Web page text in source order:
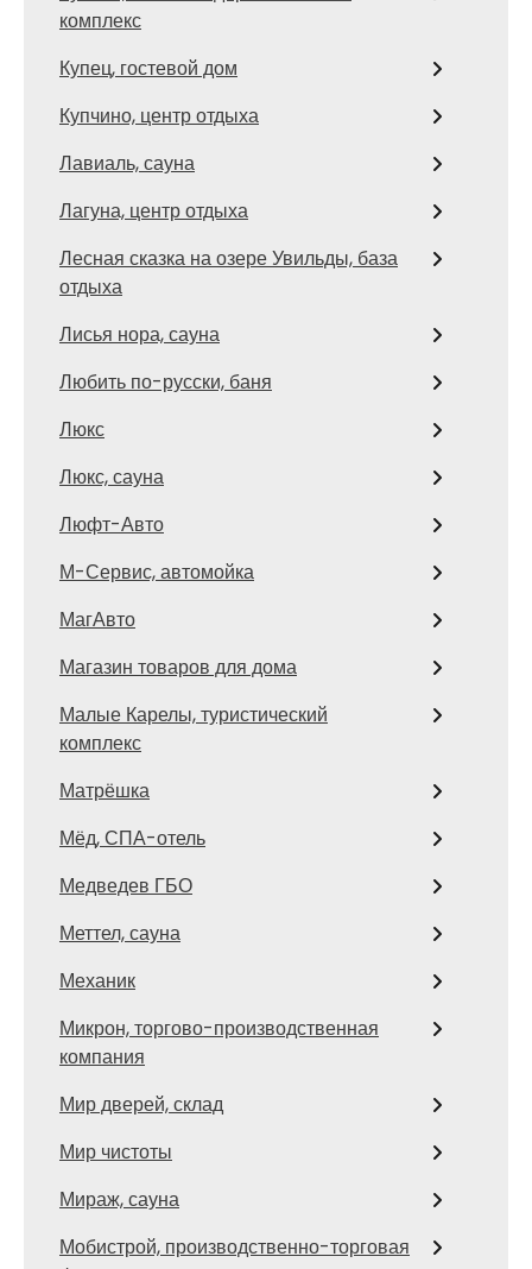
комплекс
Купец, гостевой дом
Купчино, центр отдыха
Лавиаль, сауна
Лагуна, центр отдыха
Лесная сказка на озере Увильды, база
отдыха
Лисья нора, сауна
Любить по-русски, баня
Люкс
Люкс, сауна
Люфт-Авто
М-Сервис, автомойка
МагАвто
Магазин товаров для дома
Малые Карелы, туристический
комплекс
Матрёшка
Мёд, СПА-отель
Медведев ГБО
Меттел, сауна
Механик
Микрон, торгово-производственная
компания
Мир дверей, склад
Мир чистоты
Мираж, сауна
Мобистрой, производственно-торговая